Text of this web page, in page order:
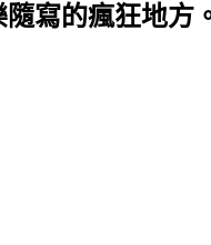
寫的瘋狂地